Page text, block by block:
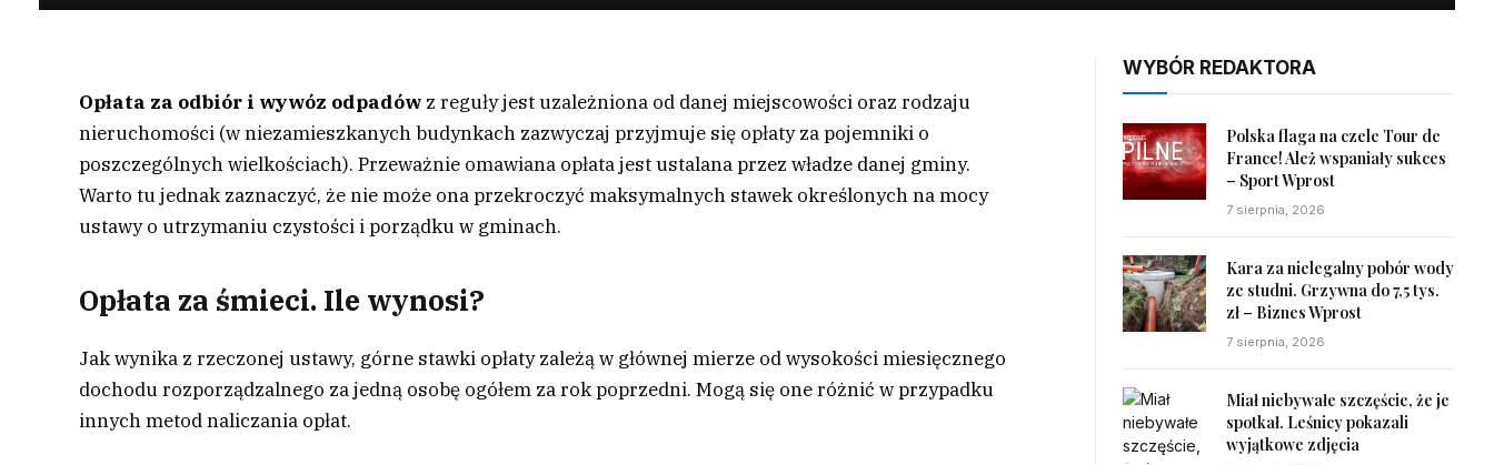
Opłata za odbiór i wywóz odpadów z reguły jest uzależniona od danej miejscowości oraz rodzaju
nieruchomości (w niezamieszkanych budynkach zazwyczaj przyjmuje się opłaty za pojemniki o
poszczególnych wielkościach). Przeważnie omawiana opłata jest ustalana przez władze danej gminy.
Warto tu jednak zaznaczyć, że nie może ona przekroczyć maksymalnych stawek określonych na mocy
ustawy o utrzymaniu czystości i porządku w gminach.
Opłata za śmieci. Ile wynosi?
Jak wynika z rzeczonej ustawy, górne stawki opłaty zależą w głównej mierze od wysokości miesięcznego
dochodu rozporządzalnego za jedną osobę ogółem za rok poprzedni. Mogą się one różnić w przypadku
innych metod naliczania opłat.
WYBÓR REDAKTORA
Polska flaga na czele Tour de
France! Ależ wspaniały sukces
– Sport Wprost
7 sierpnia, 2026
Kara za nielegalny pobór wody
ze studni. Grzywna do 7,5 tys.
zł – Biznes Wprost
7 sierpnia, 2026
Miał niebywałe szczęście, że je
spotkał. Leśnicy pokazali
wyjątkowe zdjęcia